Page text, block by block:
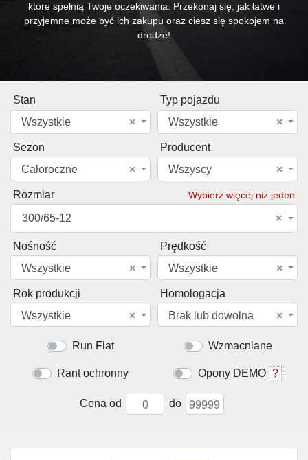
które spełnią Twoje oczekiwania. Przekonaj się, jak łatwe i
przyjemne może być ich zakupu oraz ciesz się spokojem na
drodze!
Stan
×
Wszystkie
Typ pojazdu
×
Wszystkie
Sezon
×
Całoroczne
Producent
×
Wszyscy
Rozmiar Wybierz więcej niż jeden
×
300/65-12
Nośność
×
Wszystkie
Prędkość
×
Wszystkie
Rok produkcji
×
Wszystkie
Homologacja
×
Brak lub dowolna
Run Flat Wzmacniane
Rant ochronny Opony DEMO ?
Cena od do